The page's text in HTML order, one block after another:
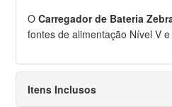
OCarregador de Bateria
fontes de alimentação Nível V
Itens Inclusos